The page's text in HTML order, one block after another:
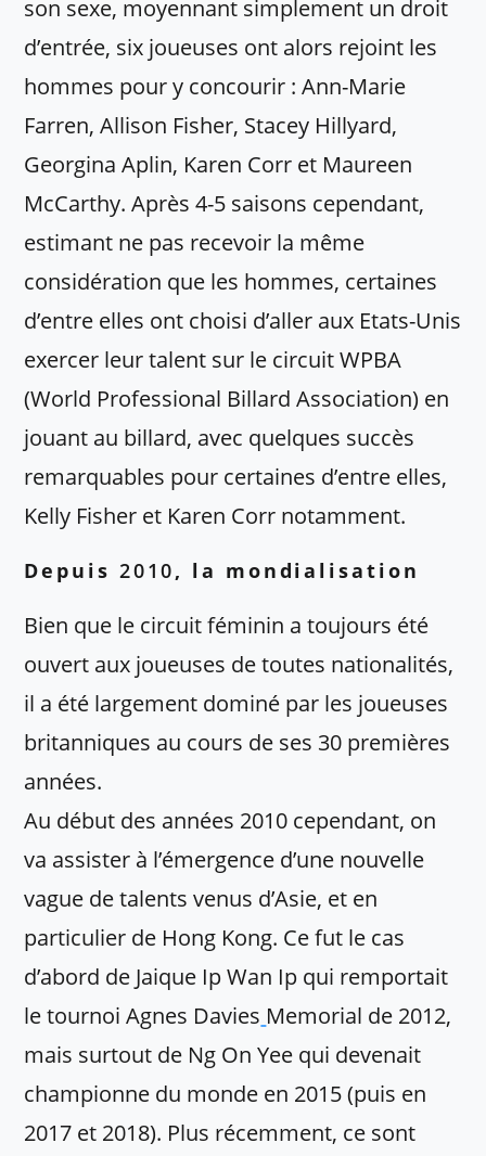
son sexe, moyennant simplement un droit
d’entrée, six joueuses ont alors rejoint les
hommes pour y concourir : Ann-Marie
Farren, Allison Fisher, Stacey Hillyard,
Georgina Aplin, Karen Corr et Maureen
McCarthy. Après 4-5 saisons cependant,
estimant ne pas recevoir la même
considération que les hommes, certaines
d’entre elles ont choisi d’aller aux Etats-Unis
exercer leur talent sur le circuit WPBA
(World Professional Billard Association) en
jouant au billard, avec quelques succès
remarquables pour certaines d’entre elles,
Kelly Fisher et Karen Corr notamment.
Depuis 2010, la mondialisation
Bien que le circuit féminin a toujours été
ouvert aux joueuses de toutes nationalités,
il a été largement dominé par les joueuses
britanniques au cours de ses 30 premières
années.
Au début des années 2010 cependant, on
va assister à l’émergence d’une nouvelle
vague de talents venus d’Asie, et en
particulier de Hong Kong. Ce fut le cas
d’abord de Jaique Ip Wan Ip qui remportait
le tournoi Agnes Davies Memorial de 2012,
mais surtout de Ng On Yee qui devenait
championne du monde en 2015 (puis en
2017 et 2018). Plus récemment, ce sont